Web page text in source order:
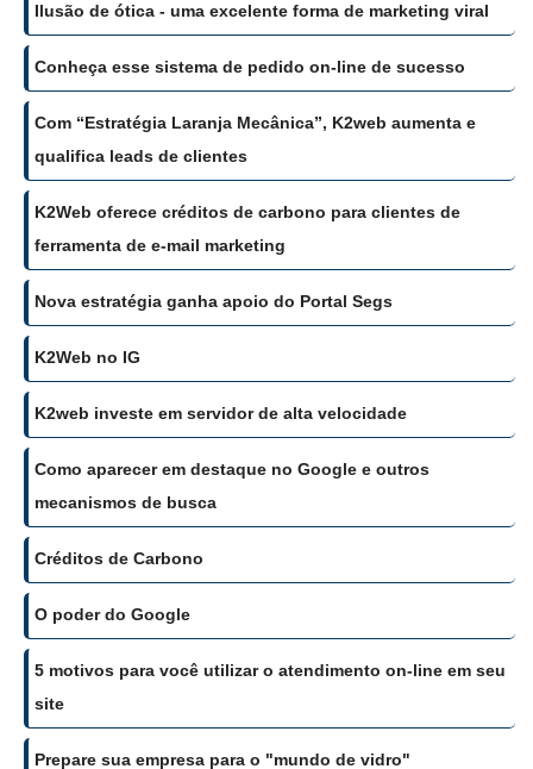
Ilusão de ótica - uma excelente forma de marketing viral
Conheça esse sistema de pedido on-line de sucesso
Com “Estratégia Laranja Mecânica”, K2web aumenta e
qualifica leads de clientes
K2Web oferece créditos de carbono para clientes de
ferramenta de e-mail marketing
Nova estratégia ganha apoio do Portal Segs
K2Web no IG
K2web investe em servidor de alta velocidade
Como aparecer em destaque no Google e outros
mecanismos de busca
Créditos de Carbono
O poder do Google
5 motivos para você utilizar o atendimento on-line em seu
site
Prepare sua empresa para o "mundo de vidro"